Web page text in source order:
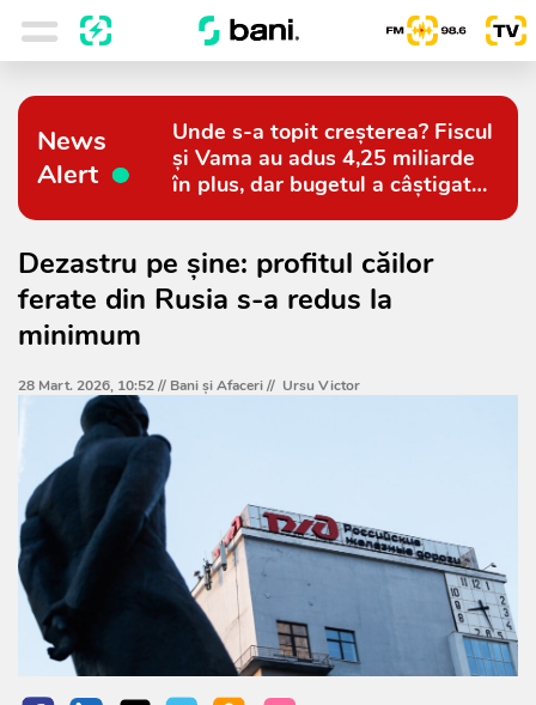
News
Alert
Unde s-a topit creșterea? Fiscul
și Vama au adus 4,25 miliarde
în plus, dar bugetul a câștigat
Dezastru pe șine: profitul căilor
ferate din Rusia s-a redus la
minimum
28 Mart. 2026, 10:52 // Bani și Afaceri// Ursu Victor